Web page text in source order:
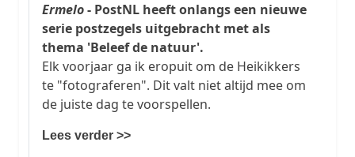
Ermelo- PostNL heeft onlangs een nieuwe
serie postzegels uitgebracht met als
thema 'Beleef de natuur'.
Elk voorjaar ga ik eropuit om de Heikikkers
te "fotograferen". Dit valt niet altijd mee om
de juiste dag te voorspellen.
Lees verder >>